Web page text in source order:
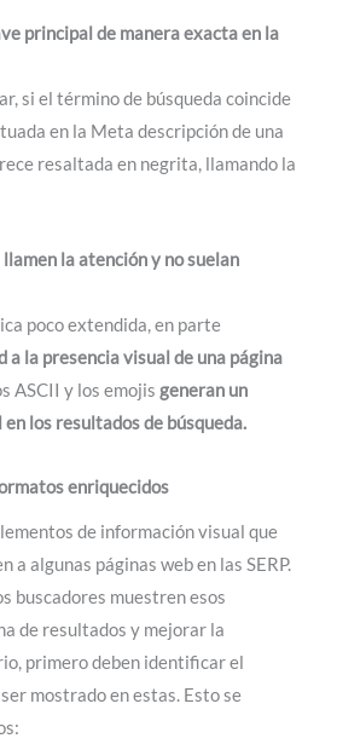
principal de manera exacta en la
si el término de búsqueda coincide
en la Meta descripción de una
resaltada en negrita, llamando la
la atención y no suelan
poco extendida, en parte
a la presencia visual de una página
ASCII y los emojis generan un
los resultados de búsqueda.
enriquecidos
de información visual que
a algunas páginas web en las SERP.
buscadores muestren esos
de resultados y mejorar la
primero deben identificar el
mostrado en estas. Esto se